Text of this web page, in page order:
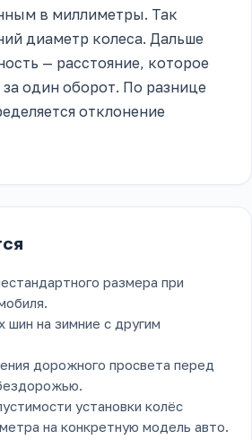
в миллиметры. Так
диаметр колеса. Дальше
— расстояние, которое
один оборот. По разнице
отклонение
размера при
шин на зимние с другим
дорожного просвета перед
установки колёс
на конкретную модель авто.